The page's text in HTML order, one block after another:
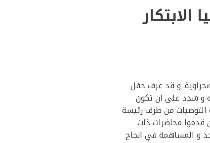
الصحراوية. و قد عرف حفل
و شدد على ان تكون
التوصيات من طرف رئيسة
قدموا محاضرات ذات
و المساهمة في انجاح